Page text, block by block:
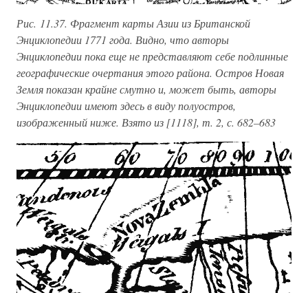
Рис. 11.37. Фрагмент карты Азии из Британской
Энциклопедии 1771 года. Видно, что авторы
Энциклопедии пока еще не представляют себе подлинные
географические очертания этого района. Остров Новая
Земля показан крайне смутно и, может быть, авторы
Энциклопедии имеют здесь в виду полуостров,
изображенный ниже. Взято из [1118], т. 2, с. 682–683